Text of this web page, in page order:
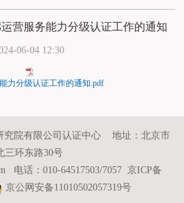
营服务能力分级认证工作的通知
06-04 12:30
力分级认证工作的通知.pdf
究院有限公司认证中心 地址：北京市
三环东路30号
电话：010-64517503/7057 京ICP备
京公网安备11010502057319号